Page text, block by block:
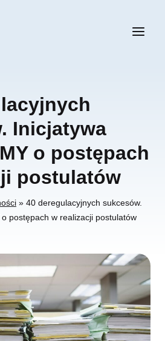
Inicjatywa
o postępach
postulatów
» 40 deregulacyjnych sukcesów.
postępach w realizacji postulatów